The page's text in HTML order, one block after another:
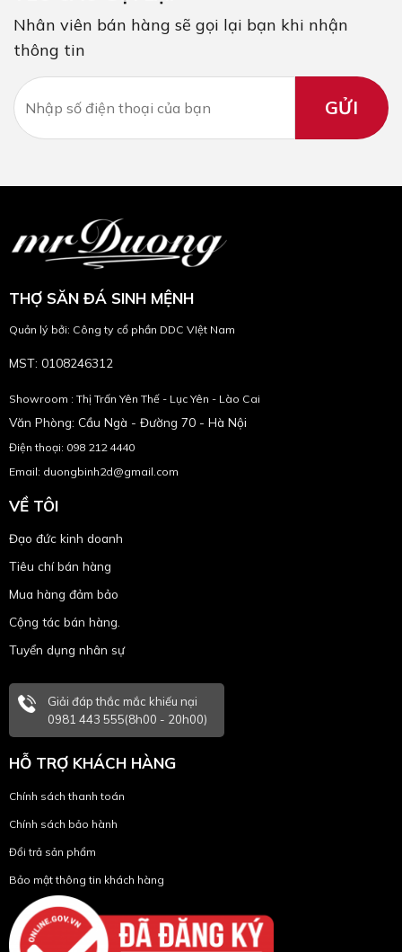
Nhân viên bán hàng sẽ gọi lại bạn khi nhận
thông tin
THỢ SĂN ĐÁ SINH MỆNH
Quản lý bởi: Công ty cổ phần DDC VIệt Nam
MST: 0108246312
Showroom : Thị Trấn Yên Thế - Lục Yên - Lào Cai
Văn Phòng: Cầu Ngà - Đường 70 - Hà Nội
Điện thoại: 098 212 4440
Email: duongbinh2d@gmail.com
VỀ TÔI
Đạo đức kinh doanh
Tiêu chí bán hàng
Mua hàng đảm bảo
Cộng tác bán hàng.
Tuyển dụng nhân sự
Giải đáp thắc mắc khiếu nại
0981 443 555(8h00 - 20h00)
HỖ TRỢ KHÁCH HÀNG
Chính sách thanh toán
Chính sách bảo hành
Đổi trả sản phẩm
Bảo mật thông tin khách hàng